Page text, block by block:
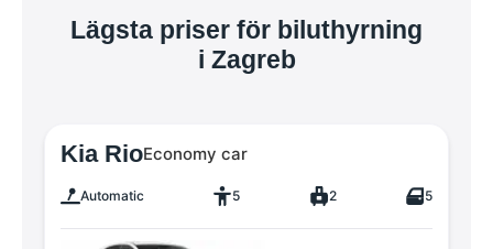
Lägsta priser för biluthyrning
i Zagreb
Kia RioEconomy car
Automatic 5 2 5